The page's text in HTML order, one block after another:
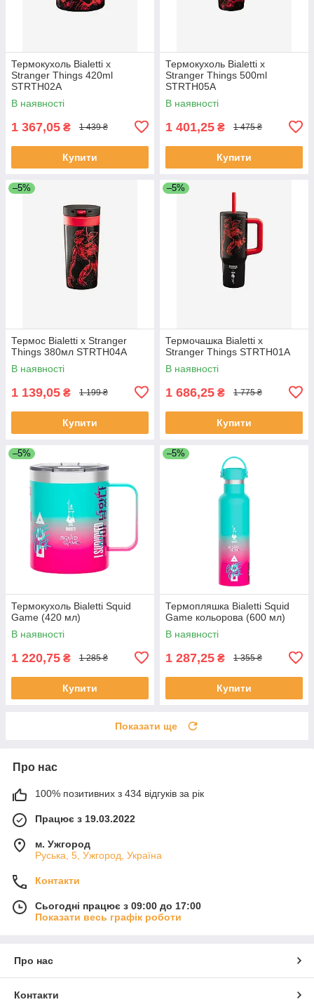
Термокухоль Bialetti x
Stranger Things 420ml
STRTH02A
В наявності
1 367,05 ₴ 1 439 ₴
Купити
Термокухоль Bialetti x
Stranger Things 500ml
STRTH05A
В наявності
1 401,25 ₴ 1 475 ₴
Купити
–5%
Термос Bialetti x Stranger
Things 380мл STRTH04A
В наявності
1 139,05 ₴ 1 199 ₴
Купити
–5%
Термочашка Bialetti x
Stranger Things STRTH01A
В наявності
1 686,25 ₴ 1 775 ₴
Купити
–5%
Термокухоль Bialetti Squid
Game (420 мл)
В наявності
1 220,75 ₴ 1 285 ₴
Купити
–5%
Термопляшка Bialetti Squid
Game кольорова (600 мл)
В наявності
1 287,25 ₴ 1 355 ₴
Купити
Показати ще
Про нас
100% позитивних з 434 відгуків за рік
Працює з 19.03.2022
м. Ужгород
Руська, 5, Ужгород, Україна
Контакти
Сьогодні працює з 09:00 до 17:00
Показати весь графік роботи
Про нас
Контакти